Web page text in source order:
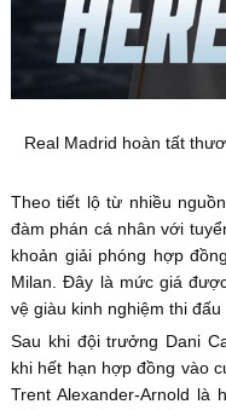
Real Madrid hoàn tất
Theo tiết lộ từ nhiều
đàm phán cá nhân với
khoản giải phóng hợp
Milan. Đây là mức giá
vệ giàu kinh nghiệm thi
Sau khi đội trưởng Dani
khi hết hạn hợp đồng vào
Trent Alexander-Arnold là